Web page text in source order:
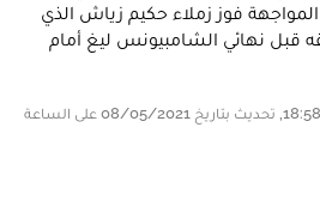
المواجهة فوز زملاء حكيم زياش الذي
قبل نهائي الشامبيونس ليغ أمام
في 08/05/2021 على الساعة 18:58, تحديث بتاريخ 08/05/2021 على الساعة